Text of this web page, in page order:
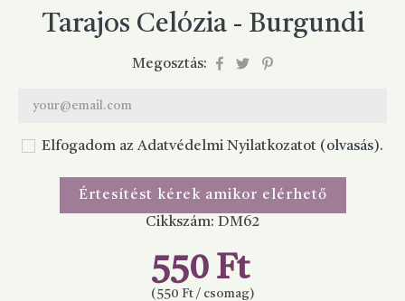
Tarajos Celózia - Burgundi
Megosztás:
Elfogadom az Adatvédelmi Nyilatkozatot (olvasás).
Értesítést kérek amikor elérhető
Cikkszám: DM62
550 Ft
(550 Ft / csomag)